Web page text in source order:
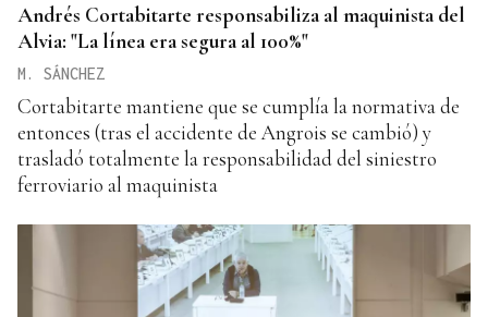
Andrés Cortabitarte responsabiliza al maquinista del
Alvia: "La línea era segura al 100%"
M. SÁNCHEZ
Cortabitarte mantiene que se cumplía la normativa de
entonces (tras el accidente de Angrois se cambió) y
trasladó totalmente la responsabilidad del siniestro
ferroviario al maquinista